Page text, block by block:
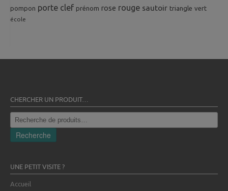
pompon porte clef prénom rose rouge sautoir triangle vert
école
CHERCHER UN PRODUIT…
Recherche
pour :
Recherche
UNE PETIT VISITE ?
Accueil